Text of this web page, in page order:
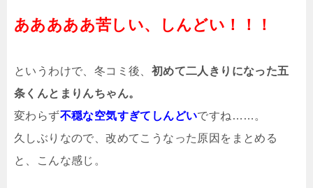
あああああ苦しい、しんどい！！！
というわけで、冬コミ後、 初めて二人きりになった五
条くんとまりんちゃん。
変わらず不穏な空気すぎてしんどいですね……。
久しぶりなので、改めてこうなった原因をまとめる
と、こんな感じ。